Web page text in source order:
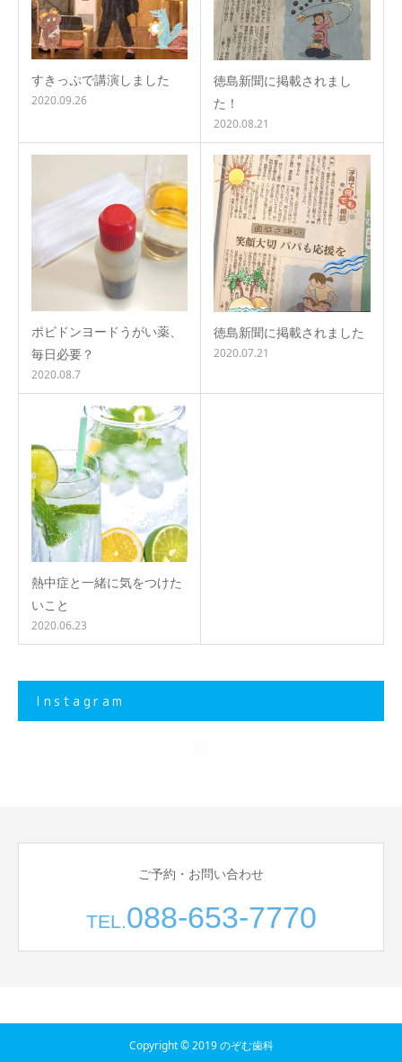
すきっぷで講演しました
2020.09.26
徳島新聞に掲載されまし
た！
2020.08.21
ポビドンヨードうがい薬、
毎日必要？
2020.08.7
徳島新聞に掲載されました
2020.07.21
熱中症と一緒に気をつけた
いこと
2020.06.23
Instagram
ご予約・お問い合わせ
TEL.088-653-7770
Copyright © 2019 のぞむ歯科